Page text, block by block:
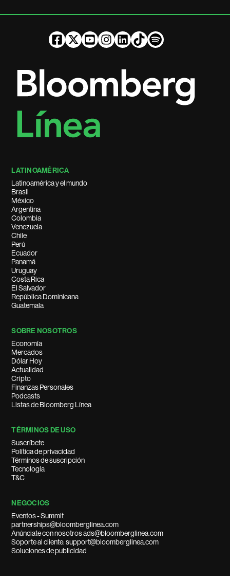
LATINOAMÉRICA
Latinoamérica y el mundo
Brasil
México
Argentina
Colombia
Venezuela
Chile
Perú
Ecuador
Panamá
Uruguay
Costa Rica
El Salvador
República Dominicana
Guatemala
SOBRE NOSOTROS
Economía
Mercados
Dólar Hoy
Actualidad
Cripto
Finanzas Personales
Podcasts
Listas de Bloomberg Línea
TÉRMINOS DE USO
Suscríbete
Política de privacidad
Términos de suscripción
Tecnología
T&C
NEGOCIOS
Eventos - Summit
partnerships@bloomberglinea.com
Anúnciate con nosotros ads@bloomberglinea.com
Soporte al cliente: support@bloomberglinea.com
Soluciones de publicidad